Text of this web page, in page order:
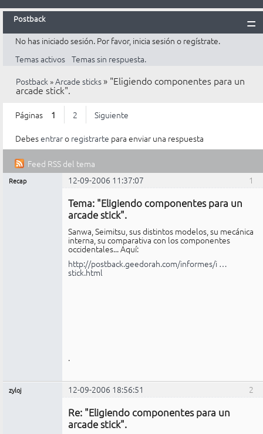
Postback
Inicio
Postback
Reglas
Registrarte
Entrar
No has iniciado sesión. Por favor, inicia sesión o regístrate.
Temas activos Temas sin respuesta.
Postback»Arcade sticks » "Eligiendo componentes para un
arcade stick".
Páginas 1 2
Siguiente
Debesentraro registrarte para enviar una respuesta
Feed RSS del tema
1
Recap 12-09-2006 11:37:07
Tema: "Eligiendo componentes para un
arcade stick".
Sanwa, Seimitsu, sus distintos modelos, su mecánica
interna, su comparativa con los componentes
occidentales... Aquí:
http://postback.geedorah.com/informes/i …
stick.html
.
2
zyloj 12-09-2006 18:56:51
Re: "Eligiendo componentes para un
arcade stick".